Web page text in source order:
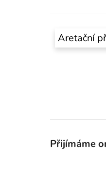
Aretační
Přijímáme